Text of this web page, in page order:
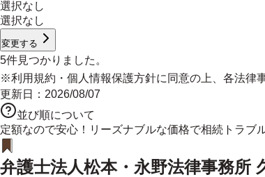
選択なし
選択なし
変更する
5件見つかりました。
※利用規約 ・ 個人情報保護方針に同意の上、各法律
更新日： 2026/08/07
並び順について
定額なので安心！リーズナブルな価格で相続トラブ
弁護士法人松本・永野法律事務所